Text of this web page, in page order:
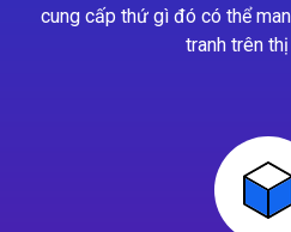
cung cấp thứ gì đó có thể
tranh trên